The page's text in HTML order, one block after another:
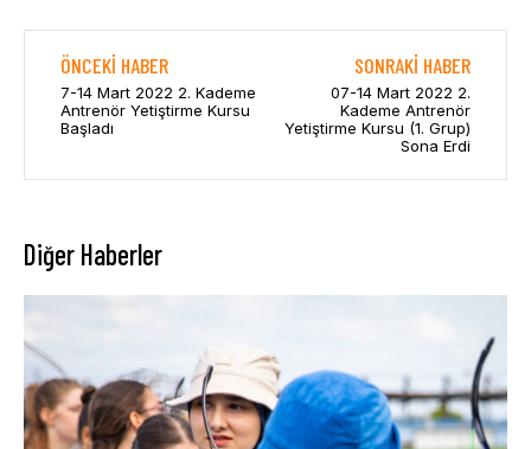
ÖNCEKI HABER
7-14 Mart 2022 2. Kademe
Antrenör Yetiştirme Kursu
Başladı
SONRAKI HABER
07-14 Mart 2022 2.
Kademe Antrenör
Yetiştirme Kursu (1. Grup)
Sona Erdi
Diğer Haberler